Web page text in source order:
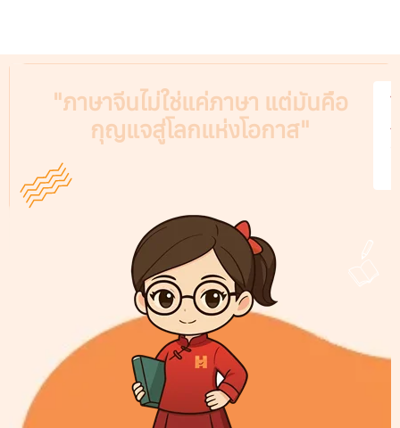
"ภาษาจีนไม่ใช่แค่ภาษา แต่มันคือ
กุญแจสู่โลกแห่งโอกาส"